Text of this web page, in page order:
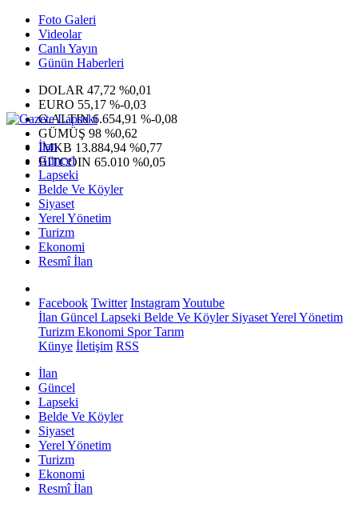
Foto Galeri
Videolar
Canlı Yayın
Günün Haberleri
DOLAR 47,72 %0,01
EURO 55,17 %-0,03
G.ALTIN6.654,91 %-0,08
GÜMÜŞ 98 %0,62
IMKB 13.884,94 %0,77
BITCOIN 65.010 %0,05
İlan
Güncel
Lapseki
Belde Ve Köyler
Siyaset
Yerel Yönetim
Turizm
Ekonomi
Resmî İlan
Facebook Twitter InstagramYoutube
İlan Güncel Lapseki Belde Ve KöylerSiyasetYerel Yönetim
Turizm Ekonomi SporTarım
Künye İletişim RSS
İlan
Güncel
Lapseki
Belde Ve Köyler
Siyaset
Yerel Yönetim
Turizm
Ekonomi
Resmî İlan